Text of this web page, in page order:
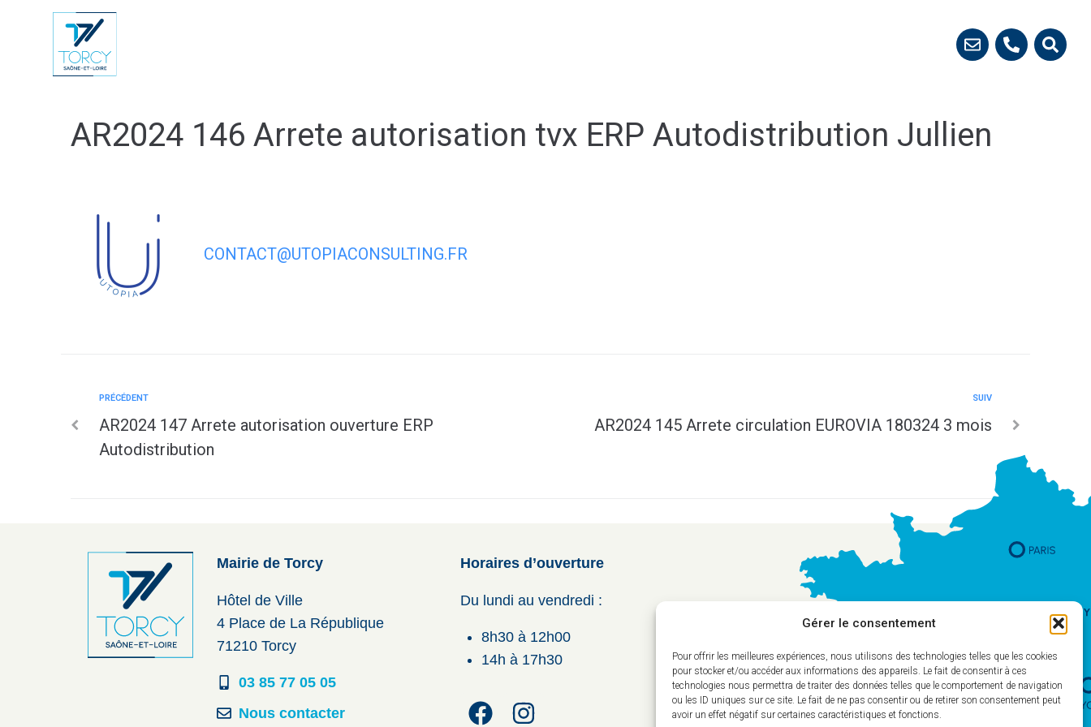
Gérer le consentement
Pour offrir les meilleures expériences, nous utilisons des technologies telles que les cookies
pour stocker et/ou accéder aux informations des appareils. Le fait de consentir à ces
technologies nous permettra de traiter des données telles que le comportement de navigation
ou les ID uniques sur ce site. Le fait de ne pas consentir ou de retirer son consentement peut
avoir un effet négatif sur certaines caractéristiques et fonctions.
AR2024 146 Arrete autorisation tvx ERP Autodistribution Jullien
CONTACT@UTOPIACONSULTING.FR
PRÉCÉDENT
AR2024 147 Arrete autorisation ouverture ERP
Autodistribution
SUIV
AR2024 145 Arrete circulation EUROVIA 180324 3 mois
Mairie de Torcy
Hôtel de Ville
4 Place de La République
71210 Torcy
03 85 77 05 05
Nous contacter
Horaires d’ouverture
Du lundi au vendredi :
8h30 à 12h00
14h à 17h30